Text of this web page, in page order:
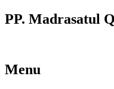
PP. Madrasatul
Menu